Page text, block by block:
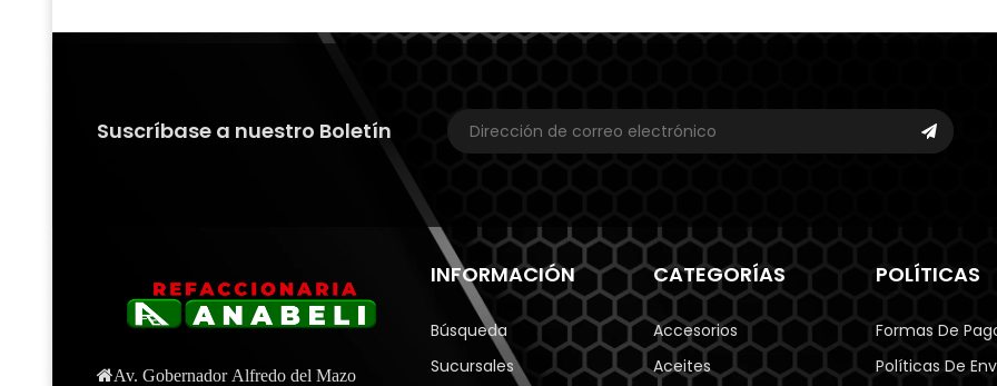
Suscríbase a nuestro Boletín
Av. Gobernador Alfredo del Mazo
INFORMACIÓN
Búsqueda
Sucursales
CATEGORÍAS
Accesorios
Aceites
POLÍTICAS
Formas De
Políticas De